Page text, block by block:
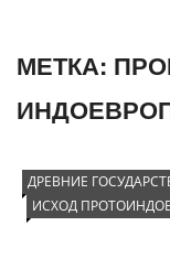
МЕТКА:
ДРЕВНИЕ
ИСХОД